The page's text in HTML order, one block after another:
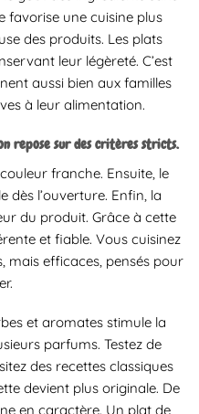
favorise une cuisine plus
des produits. Les plats
leur légèreté. C’est
aussi bien aux familles
à leur alimentation.
repose sur des critères stricts.
franche. Ensuite, le
dès l’ouverture. Enfin, la
du produit. Grâce à cette
et fiable. Vous cuisinez
mais efficaces, pensés pour
et aromates stimule la
parfums. Testez de
des recettes classiques
devient plus originale. De
en caractère. Un plat de